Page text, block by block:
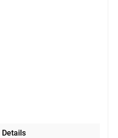
Details